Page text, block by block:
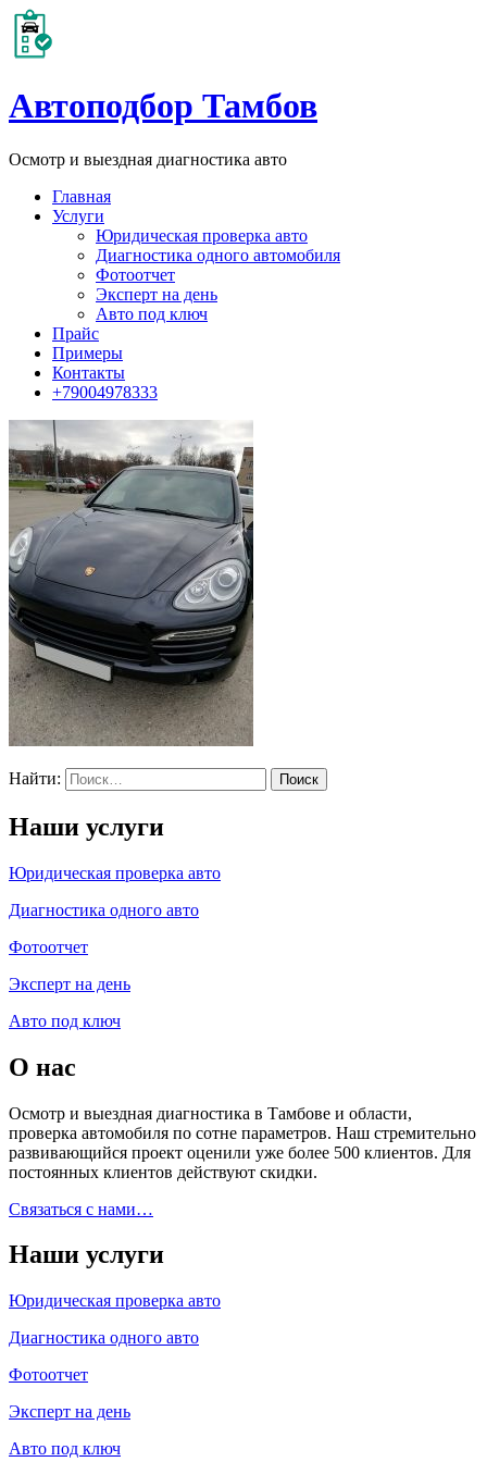
Автоподбор Тамбов
Осмотр и выездная диагностика авто
Главная
Услуги
Юридическая проверка авто
Диагностика одного автомобиля
Фотоотчет
Эксперт на день
Авто под ключ
Прайс
Примеры
Контакты
+79004978333
Найти:
Наши услуги
Юридическая проверка авто
Диагностика одного авто
Фотоотчет
Эксперт на день
Авто под ключ
О нас
Осмотр и выездная диагностика в Тамбове и области,
проверка автомобиля по сотне параметров. Наш стремительно
развивающийся проект оценили уже более 500 клиентов. Для
постоянных клиентов действуют скидки.
Связаться с нами…
Наши услуги
Юридическая проверка авто
Диагностика одного авто
Фотоотчет
Эксперт на день
Авто под ключ